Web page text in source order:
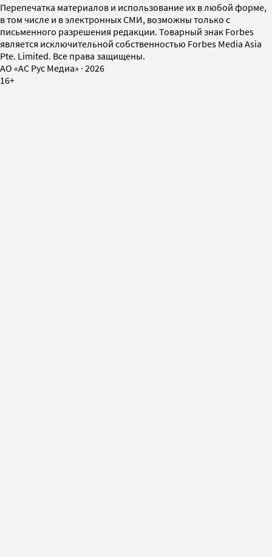
Перепечатка материалов и использование их в любой форме,
в том числе и в электронных СМИ, возможны только с
письменного разрешения редакции. Товарный знак Forbes
является исключительной собственностью Forbes Media Asia
Pte. Limited. Все права защищены.
AO «АС Рус Медиа» · 2026
16+